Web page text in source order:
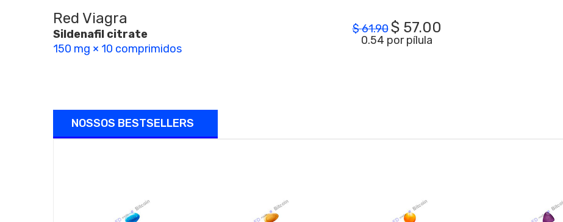
Red Viagra
Sildenafil citrate
150 mg × 10 comprimidos
$61.90 $ 57.00
0.54 por pílula
NOSSOS BESTSELLERS